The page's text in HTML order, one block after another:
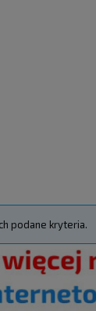
podane kryteria.